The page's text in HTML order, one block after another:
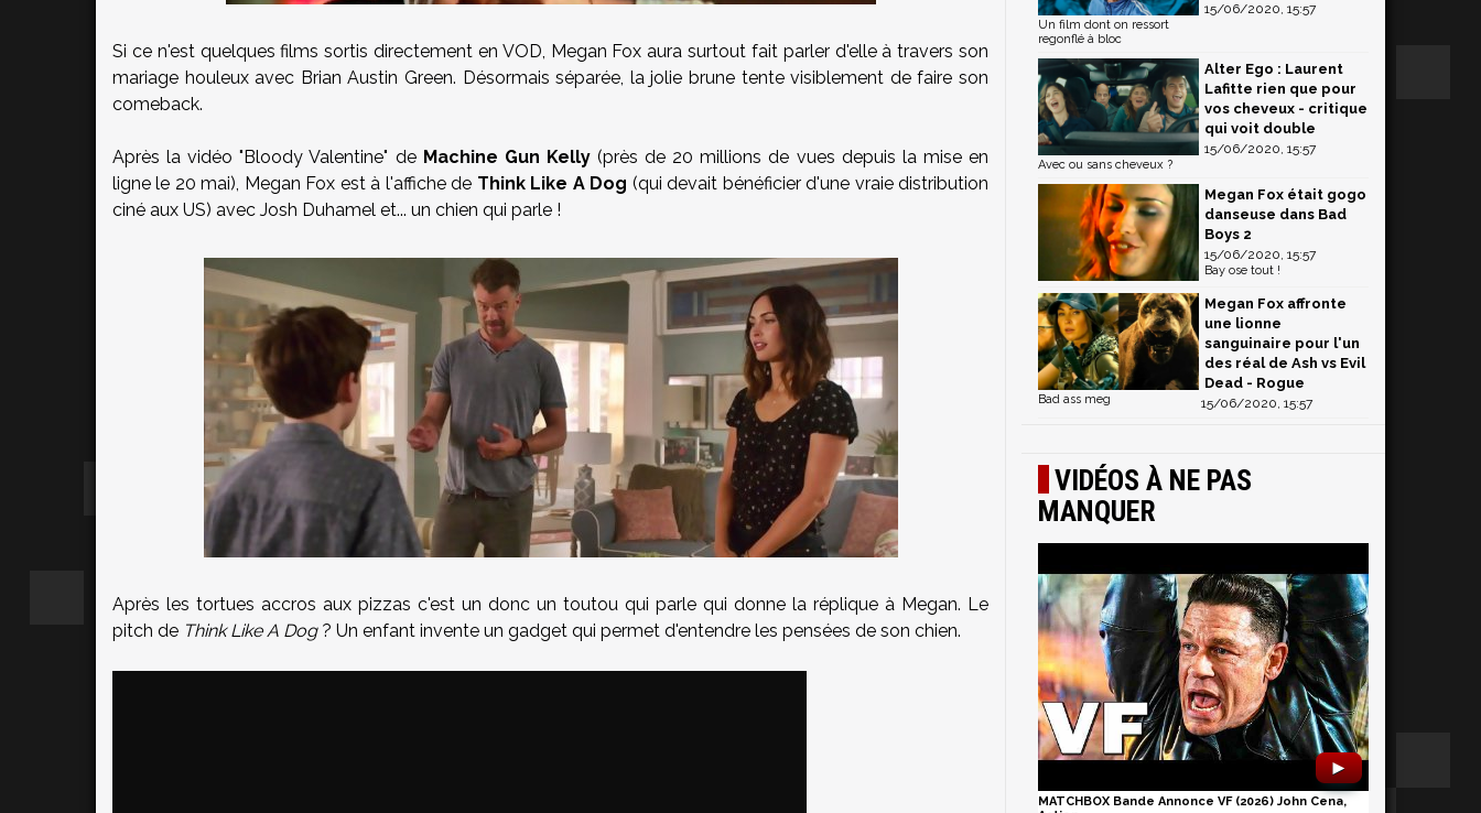
Si ce n'est quelques films sortis directement en VOD, Megan Fox aura surtout fait parler d'elle à travers son
mariage houleux avec Brian Austin Green. Désormais séparée, la jolie brune tente visiblement de faire son
comeback.
Après la vidéo "Bloody Valentine" deMachine Gun Kelly(près de 20 millions de vues depuis la mise en
ligne le 20 mai), Megan Fox est à l'affiche de Think Like A Dog (qui devait bénéficier d'une vraie distribution
ciné aux US) avec Josh Duhamel et... un chien qui parle !
Après les tortues accros aux pizzas c'est un donc un toutou qui parle qui donne la réplique à Megan. Le
pitch de Think Like A Dog? Un enfant invente un gadget qui permet d'entendre les pensées de son chien.
15/06/2020, 15:57
Un film dont on ressort
regonflé à bloc
Alter Ego : Laurent
Lafitte rien que pour
vos cheveux - critique
qui voit double
15/06/2020, 15:57
Avec ou sans cheveux ?
Megan Fox était gogo
danseuse dans Bad
Boys 2
15/06/2020, 15:57
Bay ose tout !
Megan Fox affronte
une lionne
sanguinaire pour l'un
des réal de Ash vs Evil
Dead - Rogue
15/06/2020, 15:57
Bad ass meg
VIDÉOS À NE PAS
MANQUER
►
MATCHBOX Bande Annonce VF (2026) John Cena,